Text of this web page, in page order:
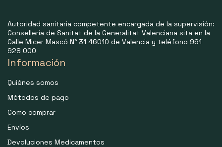
Autoridad sanitaria competente encargada de la supervisión:
Consellería de Sanitat de la Generalitat Valenciana sita en la
Calle Micer Mascó N° 31 46010 de Valencia y teléfono 961
928 000
Información
Quiénes somos
Métodos de pago
Como comprar
Envíos
Devoluciones Medicamentos